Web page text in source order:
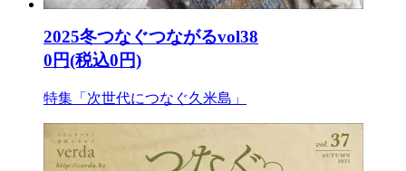
2025冬つなぐつながるvol38
0円(税込0円)
特集「次世代につなぐ久米島」